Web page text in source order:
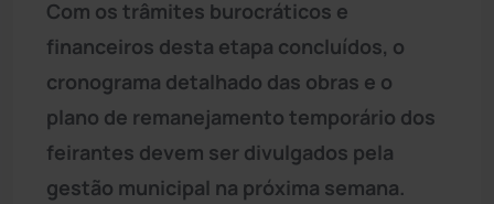
Com os trâmites burocráticos e
financeiros desta etapa concluídos, o
cronograma detalhado das obras e o
plano de remanejamento temporário dos
feirantes devem ser divulgados pela
gestão municipal na próxima semana.